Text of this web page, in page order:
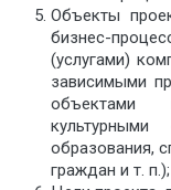
Объекты
бизнес-
(услугами)
зависимыми
объектами
культурными
образования,
граждан и т.